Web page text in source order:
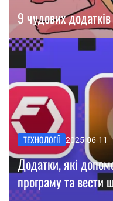
9 чудових
ТЕХНОЛОГІЇ 2025-06-11
Додатки, які
програму та вести